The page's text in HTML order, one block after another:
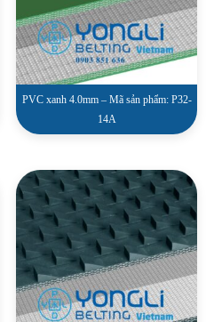
PVC xanh 4.0mm – Mã sản phẩm: P32-
14A